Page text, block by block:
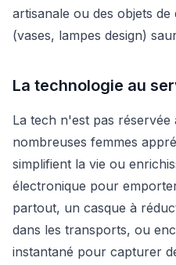
artisanale ou des objets
(vases, lampes design)
La technologie au
La tech n'est pas réservée
nombreuses femmes
simplifient la vie ou
électronique pour
partout, un casque à
dans les transports, ou
instantané pour capturer